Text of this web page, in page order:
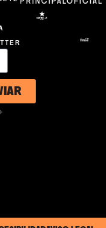
PRINCIPALOFICIAL